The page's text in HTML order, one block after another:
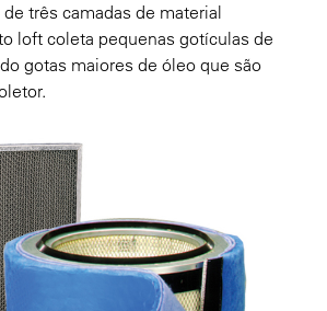
três camadas de material
loft coleta pequenas gotículas de
gotas maiores de óleo que são